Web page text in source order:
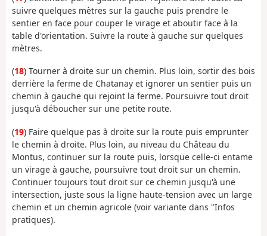
suivre quelques mètres sur la gauche puis prendre le
sentier en face pour couper le virage et aboutir face à la
table d'orientation. Suivre la route à gauche sur quelques
mètres.
(18) Tourner à droite sur un chemin. Plus loin, sortir des bois
derrière la ferme de Chatanay et ignorer un sentier puis un
chemin à gauche qui rejoint la ferme. Poursuivre tout droit
jusqu'à déboucher sur une petite route.
(19) Faire quelque pas à droite sur la route puis emprunter
le chemin à droite. Plus loin, au niveau du Château du
Montus, continuer sur la route puis, lorsque celle-ci entame
un virage à gauche, poursuivre tout droit sur un chemin.
Continuer toujours tout droit sur ce chemin jusqu'à une
intersection, juste sous la ligne haute-tension avec un large
chemin et un chemin agricole (voir variante dans "Infos
pratiques).